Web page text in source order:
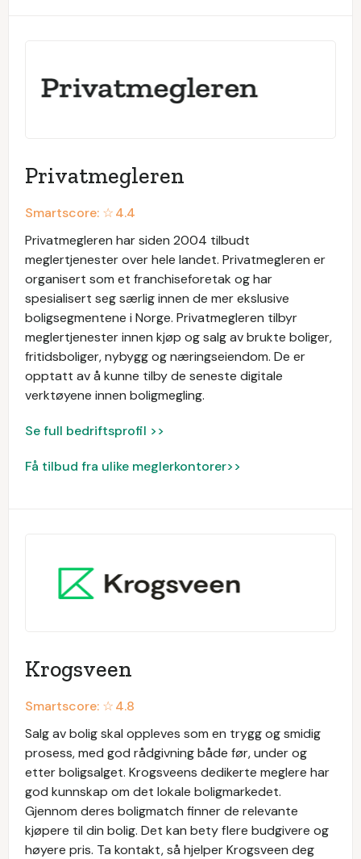
Privatmegleren
Smartscore: ☆4.4
Privatmegleren har siden 2004 tilbudt
meglertjenester over hele landet. Privatmegleren er
organisert som et franchiseforetak og har
spesialisert seg særlig innen de mer ekslusive
boligsegmentene i Norge. Privatmegleren tilbyr
meglertjenester innen kjøp og salg av brukte boliger,
fritidsboliger, nybygg og næringseiendom. De er
opptatt av å kunne tilby de seneste digitale
verktøyene innen boligmegling.
Se full bedriftsprofil >>
Få tilbud fra ulike meglerkontorer>>
Krogsveen
Smartscore: ☆4.8
Salg av bolig skal oppleves som en trygg og smidig
prosess, med god rådgivning både før, under og
etter boligsalget. Krogsveens dedikerte meglere har
god kunnskap om det lokale boligmarkedet.
Gjennom deres boligmatch finner de relevante
kjøpere til din bolig. Det kan bety flere budgivere og
høyere pris. Ta kontakt, så hjelper Krogsveen deg